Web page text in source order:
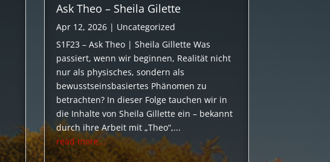
Ask Theo – Sheila Gilette
Apr 12, 2026 | Uncategorized
S1F23 – Ask Theo | Sheila Gillette Was
passiert, wenn wir beginnen, Realität nicht
nur als physisches, sondern als
bewusstseinsbasiertes Phänomen zu
betrachten? In dieser Folge tauchen wir in
die Inhalte von Sheila Gillette ein – bekannt
durch ihre Arbeit mit „Theo“,...
read more...